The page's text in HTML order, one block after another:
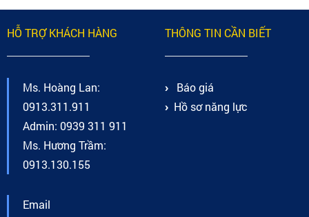
HỖ TRỢ KHÁCH HÀNG
Ms. Hoàng Lan:
0913.311.911
Admin: 0939 311 911
Ms. Hương Trầm:
0913.130.155
Email
THÔNG TIN CẦN BIẾT
Báo giá
Hồ sơ năng lực